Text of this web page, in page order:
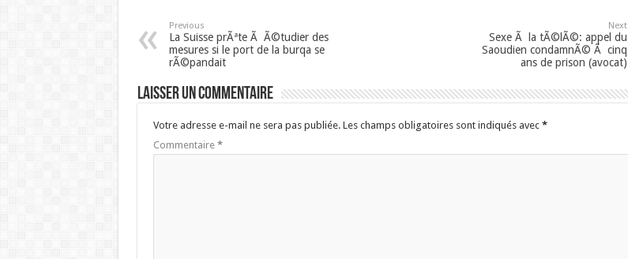
Previous
La Suisse prÃªte Ã Ã©tudier des
mesures si le port de la burqa se
rÃ©pandait
Next
Sexe Ã la tÃ©lÃ©: appel du
Saoudien condamnÃ© Ã cinq
ans de prison (avocat)
Laisser un commentaire
Votre adresse e-mail ne sera pas publiée. Les champs obligatoires sont indiqués avec *
Commentaire *